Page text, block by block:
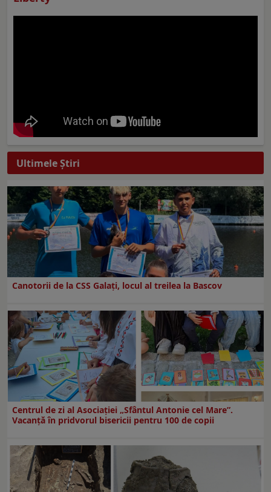
Ultimele Ştiri
Canotorii de la CSS Galați, locul al treilea la Bascov
Centrul de zi al Asociației „Sfântul Antonie cel Mare”.
Vacanță în pridvorul bisericii pentru 100 de copii